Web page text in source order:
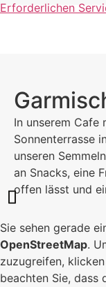
Erforderlichen
In unserem Cafe
Sonnenterrasse
unseren
an Snacks, eine
offen lässt und
Sie sehen gerade
OpenStreetMap.
zuzugreifen,
beachten Sie, dass